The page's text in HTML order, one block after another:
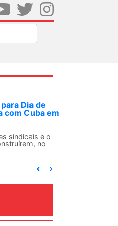
Dia de
com Cuba em
sindicais e o
no